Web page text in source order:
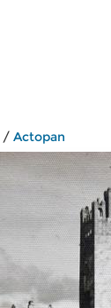
/ Actopan